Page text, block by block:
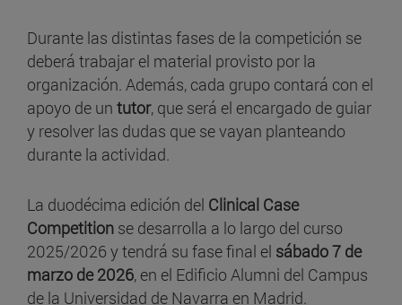
Durante las distintas fases de la competición se
deberá trabajar el material provisto por la
organización. Además, cada grupo contará con el
apoyo de un tutor, que será el encargado de guiar
y resolver las dudas que se vayan planteando
durante la actividad.
La duodécima edición del Clinical Case
Competition se desarrolla a lo largo del curso
2025/2026 y tendrá su fase final el sábado 7 de
marzo de 2026, en el Edificio Alumni del Campus
de la Universidad de Navarra en Madrid.